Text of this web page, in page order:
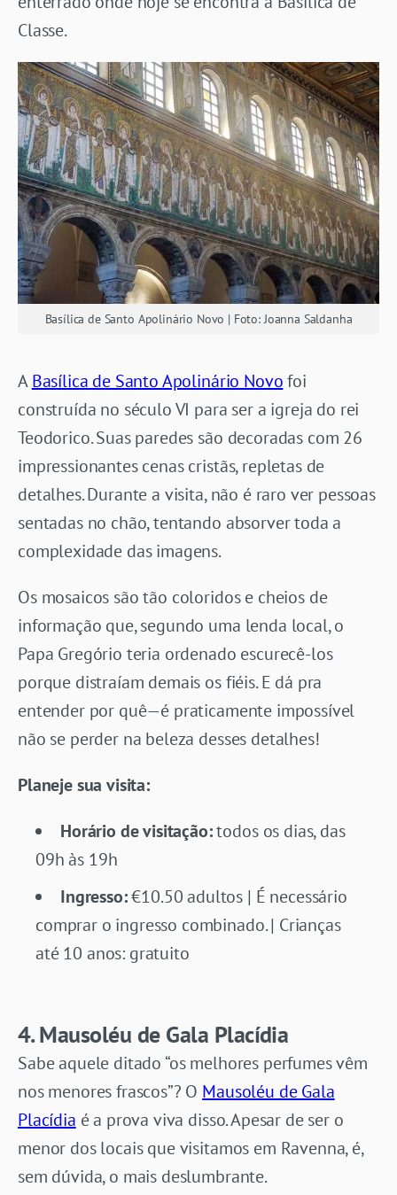
Classe.
Basílica de Santo Apolinário Novo | Foto: Joanna Saldanha
ABasílica de Santo Apolinário Novofoi
construída no século VI para ser a igreja do rei
Teodorico. Suas paredes são decoradas com 26
impressionantes cenas cristãs, repletas de
detalhes. Durante a visita, não é raro ver pessoas
sentadas no chão, tentando absorver toda a
complexidade das imagens.
Os mosaicos são tão coloridos e cheios de
informação que, segundo uma lenda local, o
Papa Gregório teria ordenado escurecê-los
porque distraíam demais os fiéis. E dá pra
entender por quê—é praticamente impossível
não se perder na beleza desses detalhes!
Planeje sua visita:
Horário de visitação:todos os dias, das
09h às 19h
Ingresso:€10.50 adultos | É necessário
comprar o ingresso combinado. | Crianças
até 10 anos: gratuito
4. Mausoléu de Gala Placídia
Sabe aquele ditado “os melhores perfumes vêm
nos menores frascos”? O Mausoléu de Gala
Placídia é a prova viva disso. Apesar de ser o
menor dos locais que visitamos em Ravenna, é,
sem dúvida, o mais deslumbrante.